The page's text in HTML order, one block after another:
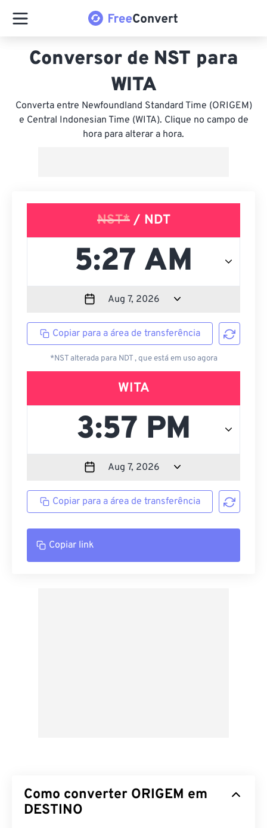
Conversor de NST para
WITA
Converta entre Newfoundland Standard Time (ORIGEM)
e Central Indonesian Time (WITA). Clique no campo de
hora para alterar a hora.
NST*/ NDT
Copiar para a área de transferência
*NST alterada para NDT , que está em uso agora
WITA
Copiar para a área de transferência
Copiar link
Como converter ORIGEM em
DESTINO